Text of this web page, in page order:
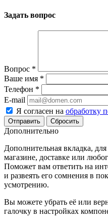
Задать вопрос
Вопрос *
Ваше имя *
Телефон *
E-mail
Я согласен на обработку
Сбросить
Дополнительно
Дополнительная вкладка,
магазине, доставке или
Поможет вам ответить на
и развеять его сомнения в
усмотрению.
Вы можете убрать её или
галочку в настройках